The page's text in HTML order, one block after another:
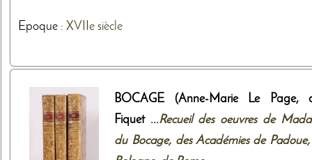
Epoque : XVIIe siècle
BOCAGE (Anne-Marie Le Page,
Fiquet ...Recueil des oeuvres de
du Bocage, des Académies de